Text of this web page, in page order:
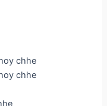
chhe
chhe